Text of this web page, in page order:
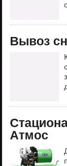
Вывоз
Атмос